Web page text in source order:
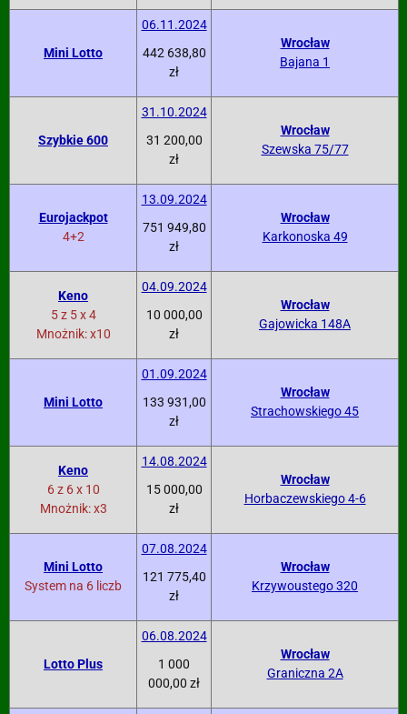
Mini Lotto
06.11.2024
442 638,80
zł
Wrocław
Bajana 1
Szybkie 600
31.10.2024
31 200,00
zł
Wrocław
Szewska 75/77
Eurojackpot
4+2
13.09.2024
751 949,80
zł
Wrocław
Karkonoska 49
Keno
5 z 5 x 4
Mnożnik: x10
04.09.2024
10 000,00
zł
Wrocław
Gajowicka 148A
Mini Lotto
01.09.2024
133 931,00
zł
Wrocław
Strachowskiego 45
Keno
6 z 6 x 10
Mnożnik: x3
14.08.2024
15 000,00
zł
Wrocław
Horbaczewskiego 4-6
Mini Lotto
System na 6 liczb
07.08.2024
121 775,40
zł
Wrocław
Krzywoustego 320
Lotto Plus
06.08.2024
1 000
000,00 zł
Wrocław
Graniczna 2A